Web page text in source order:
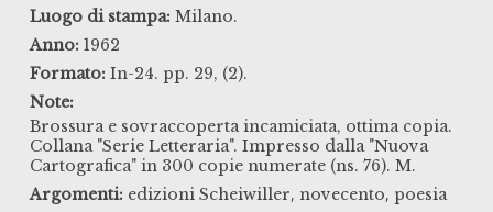
Luogo di stampa: Milano.
Anno: 1962
Formato: In-24. pp. 29, (2).
Note:
Brossura e sovraccoperta incamiciata, ottima copia.
Collana "Serie Letteraria". Impresso dalla "Nuova
Cartografica" in 300 copie numerate (ns. 76). M.
Argomenti: edizioni Scheiwiller, novecento, poesia